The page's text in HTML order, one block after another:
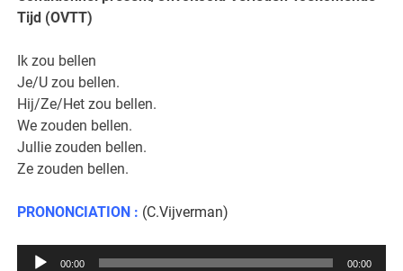
Tijd (OVTT)
Ik zou bellen
Je/U zou bellen.
Hij/Ze/Het zou bellen.
We zouden bellen.
Jullie zouden bellen.
Ze zouden bellen.
PRONONCIATION : (C.Vijverman)
Lecteur
00:00 00:00